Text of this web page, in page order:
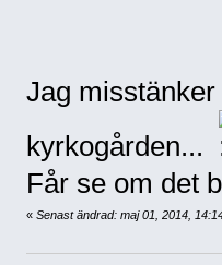
Jag
kyrkogården...
Får se om det
« Senast ändrad: maj 01, 2014,